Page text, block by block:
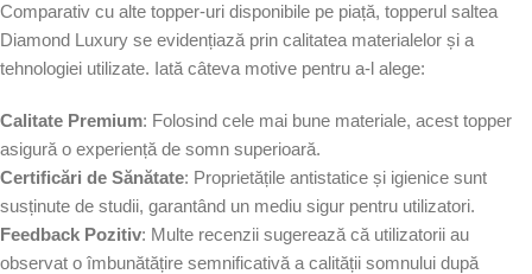
Comparativ cu alte topper-uri disponibile pe piață, topperul saltea
Diamond Luxury se evidențiază prin calitatea materialelor și a
tehnologiei utilizate. Iată câteva motive pentru a-l alege:
Calitate Premium: Folosind cele mai bune materiale, acest topper
asigură o experiență de somn superioară.
Certificări de Sănătate: Proprietățile antistatice și igienice sunt
susținute de studii, garantând un mediu sigur pentru utilizatori.
Feedback Pozitiv: Multe recenzii sugerează că utilizatorii au
observat o îmbunătățire semnificativă a calității somnului după